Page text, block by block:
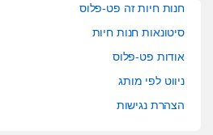
חנות חיות זה פט-פלוס
סיטונאות חנות חיות
אודות פט-פלוס
ניווט לפי מותג
הצהרת נגישות